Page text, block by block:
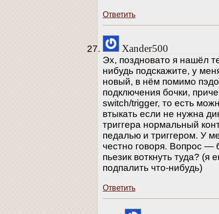
Ответить
Xander500
Эх, поздновато я нашёл
нибудь подскажите, у
новый, в нём помимо
подключения бочки,
switch/trigger, то есть
втыкать если не нужна
триггера нормальный
педалью и триггером. У
честно говоря. Вопрос —
пьезик воткнуть туда? (я
подпалить что-нибудь)
Ответить